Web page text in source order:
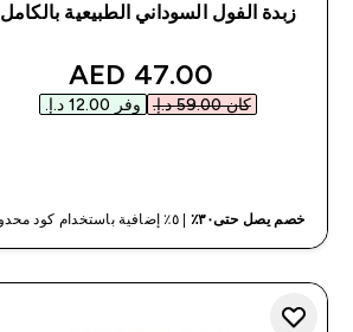
زبدة الفول السوداني الطبيعية بالكامل
discounted price
47.00 AED‎
كان ‏59.00 د.إ.‏‎ وفر ‏12.00 د.إ.‏‎
خصم يصل حتى٣٠٪ | ٥٪ إضافية باستخدام كود محدود